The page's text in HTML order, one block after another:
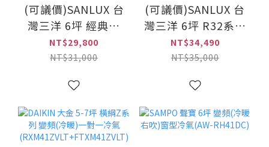
(可議價)SANLUX 台
灣三洋 6坪 經典型
冷暖變頻分離式冷
氣(SAE-
V41HR3)
NT$29,800
NT$31,000
(可議價)SANLUX 台
灣三洋 6坪 R32系列
變頻(冷暖左吹)窗型
冷氣(SA-L41VHR)
NT$34,490
NT$35,000